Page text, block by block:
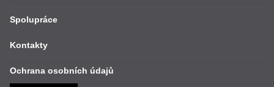
Spolupráce
Kontakty
Ochrana osobních údajů